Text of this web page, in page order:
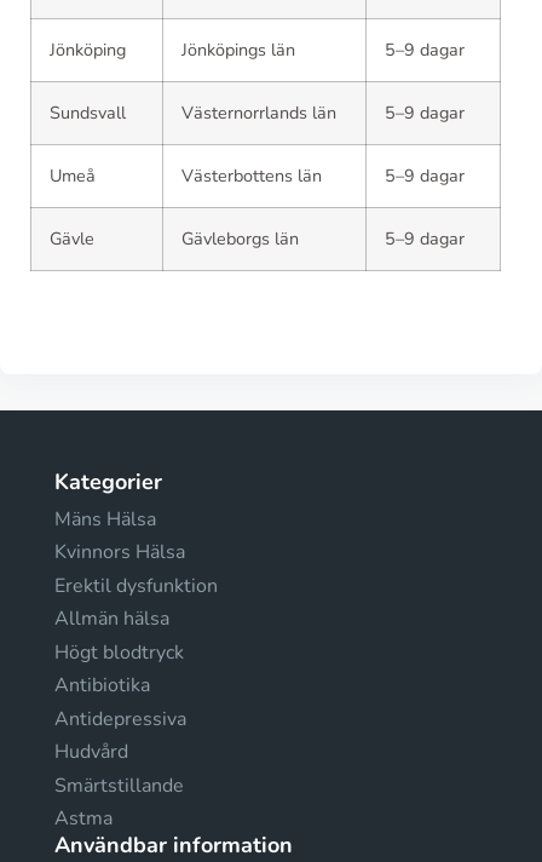
Jönköping Jönköpings län 5–9 dagar
Sundsvall Västernorrlands län 5–9 dagar
Umeå Västerbottens län 5–9 dagar
Gävle Gävleborgs län 5–9 dagar
Kategorier
Mäns Hälsa
Kvinnors Hälsa
Erektil dysfunktion
Allmän hälsa
Högt blodtryck
Antibiotika
Antidepressiva
Hudvård
Smärtstillande
Astma
Användbar information